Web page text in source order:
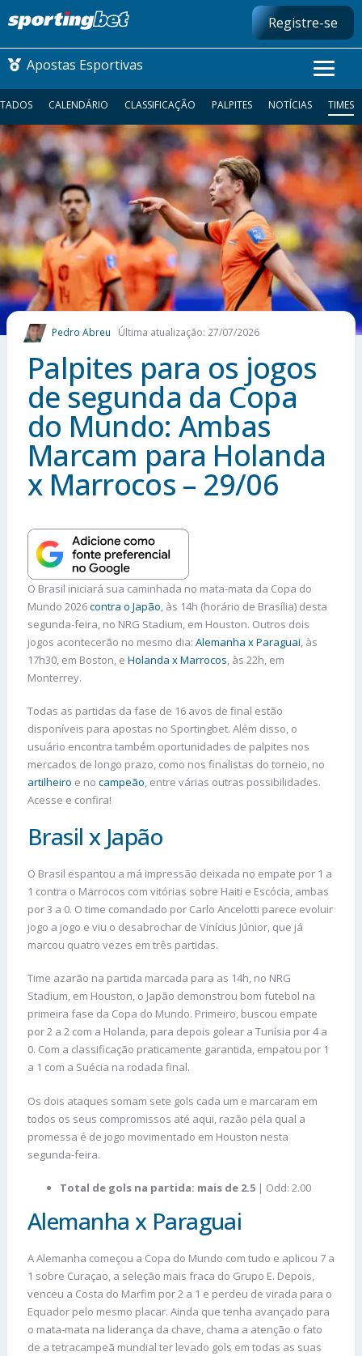
Registre-se
Apostas Esportivas
CONMEBOL LIBERTADORES
FUTEBOL NACIONAL
FUTEBOL INTERNACIONAL
COMO APOSTAR
MAIS ESPORTES
CALENDÁRIO CLASSIFICAÇÃO PALPITES NOTÍCIAS TIMES
Pedro Abreu Última atualização: 27/07/2026
Palpites para os jogos
de segunda da Copa
do Mundo: Ambas
Marcam para Holanda
x Marrocos – 29/06
O Brasil iniciará sua caminhada no mata-mata da Copa do
Mundo 2026contra o Japão, às 14h (horário de Brasília) desta
segunda-feira, no NRG Stadium, em Houston. Outros dois
jogos acontecerão no mesmo dia: Alemanha x Paraguai, às
17h30, em Boston, e Holanda x Marrocos, às 22h, em
Monterrey.
Todas as partidas da fase de 16 avos de final estão
disponíveis para apostas no Sportingbet. Além disso, o
usuário encontra também oportunidades de palpites nos
mercados de longo prazo, como nos finalistas do torneio, no
artilheiro e no campeão, entre várias outras possibilidades.
Acesse e confira!
Brasil x Japão
O Brasil espantou a má impressão deixada no empate por 1 a
1 contra o Marrocos com vitórias sobre Haiti e Escócia, ambas
por 3 a 0. O time comandado por Carlo Ancelotti parece evoluir
jogo a jogo e viu o desabrochar de Vinícius Júnior, que já
marcou quatro vezes em três partidas.
Time azarão na partida marcada para as 14h, no NRG
Stadium, em Houston, o Japão demonstrou bom futebol na
primeira fase da Copa do Mundo. Primeiro, buscou empate
por 2 a 2 com a Holanda, para depois golear a Tunísia por 4 a
0. Com a classificação praticamente garantida, empatou por 1
a 1 com a Suécia na rodada final.
Os dois ataques somam sete gols cada um e marcaram em
todos os seus compromissos até aqui, razão pela qual a
promessa é de jogo movimentado em Houston nesta
segunda-feira.
Total de gols na partida: mais de 2.5 | Odd: 2.00
Alemanha x Paraguai
A Alemanha começou a Copa do Mundo com tudo e aplicou 7 a
1 sobre Curaçao, a seleção mais fraca do Grupo E. Depois,
venceu a Costa do Marfim por 2 a 1 e perdeu de virada para o
Equador pelo mesmo placar. Ainda que tenha avançado para
o mata-mata na liderança da chave, chama a atenção o fato
de a tetracampeã mundial ter levado gols em todas as suas